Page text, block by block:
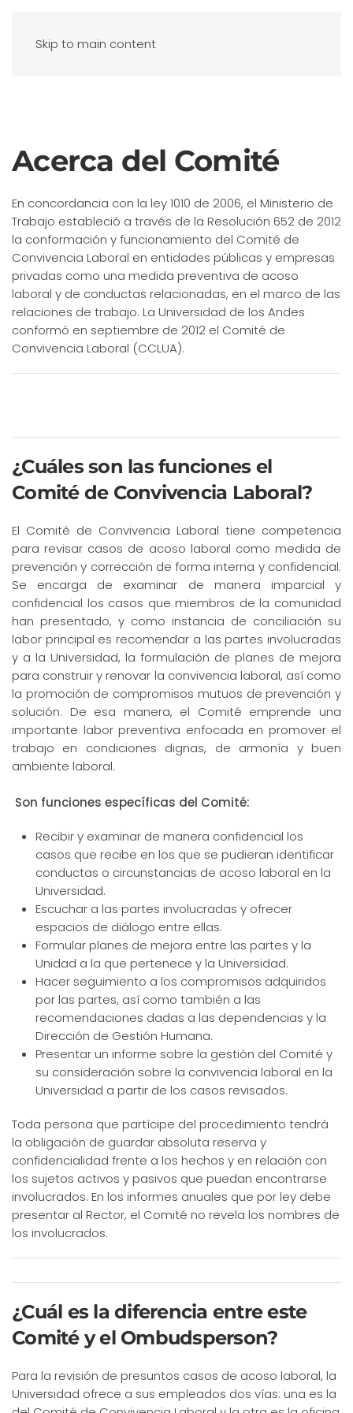
Skip to main content
Acerca del Comité
En concordancia con la ley 1010 de 2006, el Ministerio de
Trabajo estableció a través de la Resolución 652 de 2012
la conformación y funcionamiento del Comité de
Convivencia Laboral en entidades públicas y empresas
privadas como una medida preventiva de acoso
laboral y de conductas relacionadas, en el marco de las
relaciones de trabajo. La Universidad de los Andes
conformó en septiembre de 2012 el Comité de
Convivencia Laboral (CCLUA).
¿Cuáles son las funciones el
Comité de Convivencia Laboral?
El Comité de Convivencia Laboral tiene competencia
para revisar casos de acoso laboral como medida de
prevención y corrección de forma interna y confidencial.
Se encarga de examinar de manera imparcial y
confidencial los casos que miembros de la comunidad
han presentado, y como instancia de conciliación su
labor principal es recomendar a las partes involucradas
y a la Universidad, la formulación de planes de mejora
para construir y renovar la convivencia laboral, así como
la promoción de compromisos mutuos de prevención y
solución. De esa manera, el Comité emprende una
importante labor preventiva enfocada en promover el
trabajo en condiciones dignas, de armonía y buen
ambiente laboral.
Son funciones específicas del Comité:
Recibir y examinar de manera confidencial los
casos que recibe en los que se pudieran identificar
conductas o circunstancias de acoso laboral en la
Universidad.
Escuchar a las partes involucradas y ofrecer
espacios de diálogo entre ellas.
Formular planes de mejora entre las partes y la
Unidad a la que pertenece y la Universidad.
Hacer seguimiento a los compromisos adquiridos
por las partes, así como también a las
recomendaciones dadas a las dependencias y la
Dirección de Gestión Humana.
Presentar un informe sobre la gestión del Comité y
su consideración sobre la convivencia laboral en la
Universidad a partir de los casos revisados.
Toda persona que partícipe del procedimiento tendrá
la obligación de guardar absoluta reserva y
confidencialidad frente a los hechos y en relación con
los sujetos activos y pasivos que puedan encontrarse
involucrados. En los informes anuales que por ley debe
presentar al Rector, el Comité no revela los nombres de
los involucrados.
¿Cuál es la diferencia entre este
Comité y el Ombudsperson?
Para la revisión de presuntos casos de acoso laboral, la
Universidad ofrece a sus empleados dos vías: una es la